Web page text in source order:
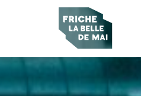
Panneau de gestion des cookies